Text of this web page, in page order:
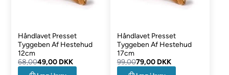
Håndlavet Presset
Tyggeben Af Hestehud
12cm
68,0049,00 DKK
Håndlavet Presset
Tyggeben Af Hestehud
17cm
99,0079,00 DKK